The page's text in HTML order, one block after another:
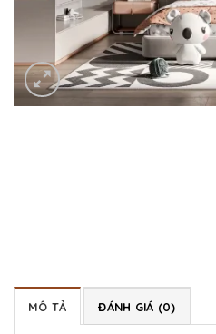
MÔ TẢ ĐÁNH GIÁ (0)